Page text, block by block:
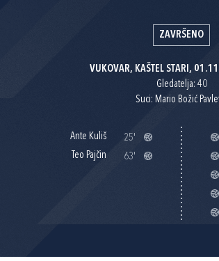
ZAVRŠENO
VUKOVAR, KAŠTEL STARI,
Gledatelja: 40
Suci: Mario Božić
Ante Kuliš
25'
Teo Pajčin
63'